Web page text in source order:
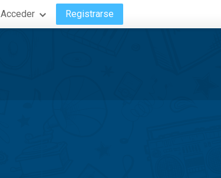
Acceder Registrarse